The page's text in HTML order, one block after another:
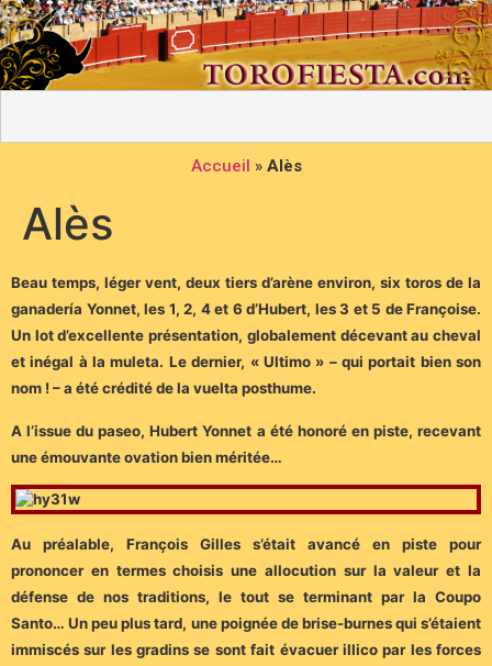
Accueil » Alès
Alès
Beau temps, léger vent, deux tiers d’arène environ, six toros de la
ganadería Yonnet, les 1, 2, 4 et 6 d’Hubert, les 3 et 5 de Françoise.
Un lot d’excellente présentation, globalement décevant au cheval
et inégal à la muleta. Le dernier, « Ultimo » – qui portait bien son
nom ! – a été crédité de la vuelta posthume.
A l’issue du paseo, Hubert Yonnet a été honoré en piste, recevant
une émouvante ovation bien méritée…
Au préalable, François Gilles s’était avancé en piste pour
prononcer en termes choisis une allocution sur la valeur et la
défense de nos traditions, le tout se terminant par la Coupo
Santo… Un peu plus tard, une poignée de brise-burnes qui s’étaient
immiscés sur les gradins se sont fait évacuer illico par les forces